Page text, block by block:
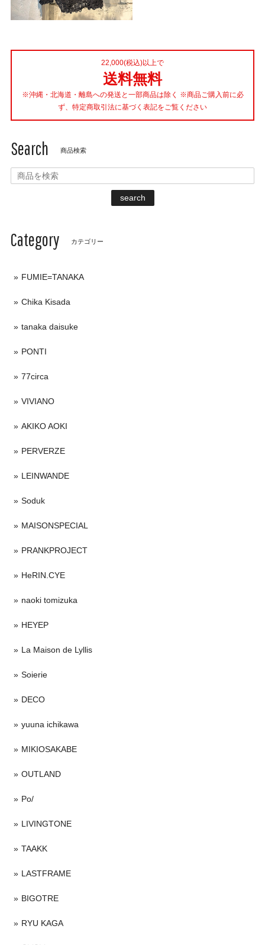
22,000(税込)以上で
送料無料
※沖縄・北海道・離島への発送と一部商品は除く ※商品ご購入前に必
ず、特定商取引法に基づく表記をご覧ください
Search 商品検索
search
Category カテゴリー
FUMIE=TANAKA
Chika Kisada
tanaka daisuke
PONTI
77circa
VIVIANO
AKIKO AOKI
PERVERZE
LEINWANDE
Soduk
MAISONSPECIAL
PRANKPROJECT
HeRIN.CYE
naoki tomizuka
HEYEP
La Maison de Lyllis
Soierie
DECO
yuuna ichikawa
MIKIOSAKABE
OUTLAND
Po/
LIVINGTONE
TAAKK
LASTFRAME
BIGOTRE
RYU KAGA